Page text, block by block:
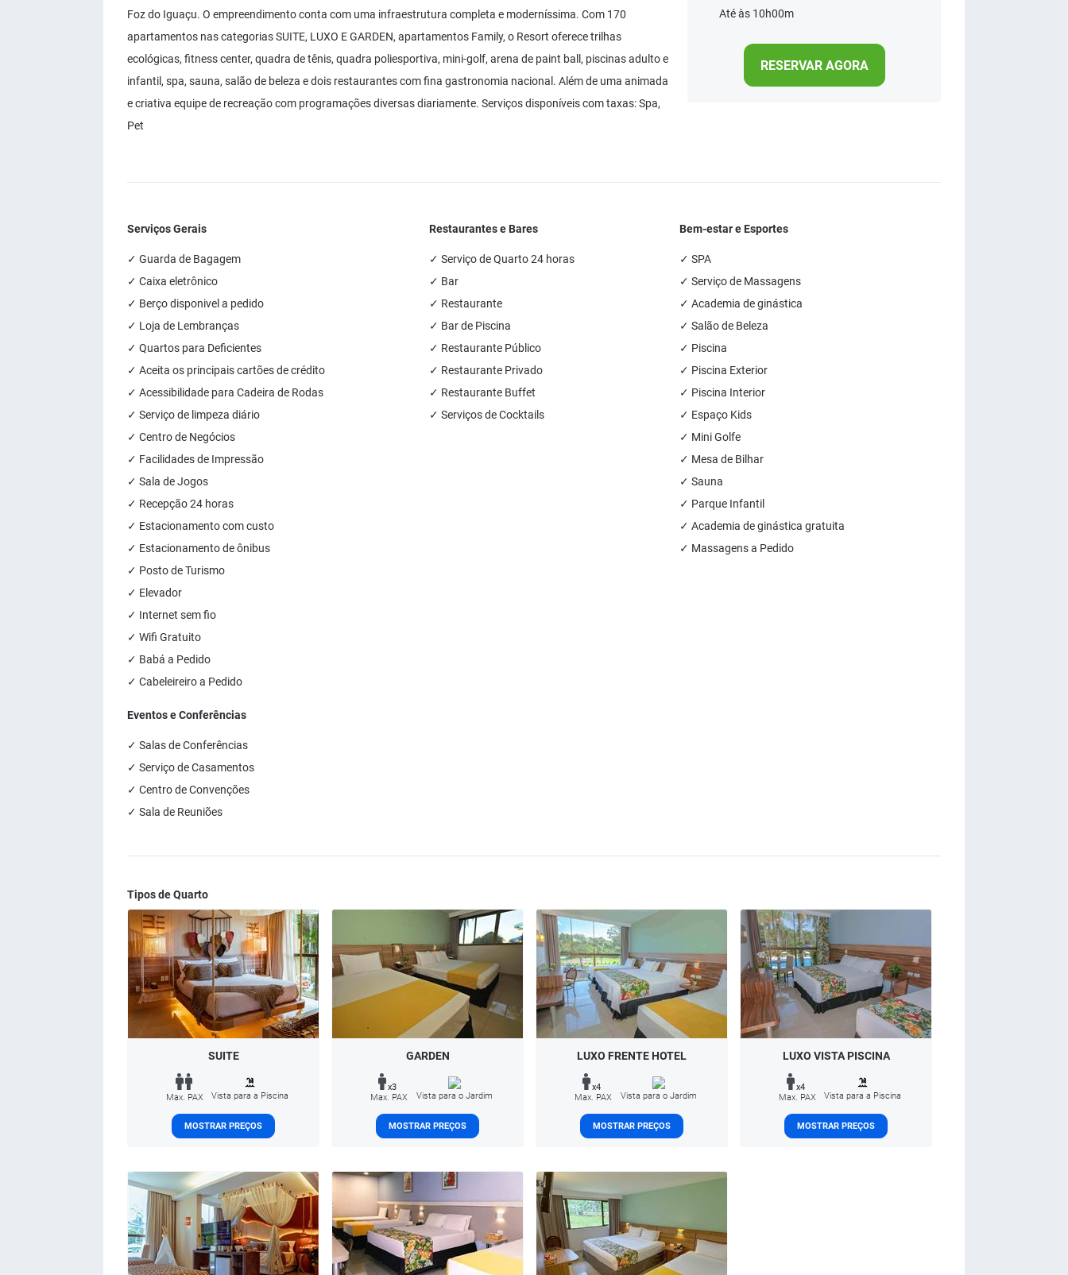
Foz do Iguaçu. O empreendimento conta com uma infraestrutura completa e moderníssima. Com 170
apartamentos nas categorias SUITE, LUXO E GARDEN, apartamentos Family, o Resort oferece trilhas
ecológicas, fitness center, quadra de tênis, quadra poliesportiva, mini-golf, arena de paint ball, piscinas adulto e
infantil, spa, sauna, salão de beleza e dois restaurantes com fina gastronomia nacional. Além de uma animada
e criativa equipe de recreação com programações diversas diariamente. Serviços disponíveis com taxas: Spa,
Pet
Até às 10h00m
RESERVAR AGORA
Serviços Gerais
✓ Guarda de Bagagem
✓ Caixa eletrônico
✓ Berço disponivel a pedido
✓ Loja de Lembranças
✓ Quartos para Deficientes
✓ Aceita os principais cartões de crédito
✓ Acessibilidade para Cadeira de Rodas
✓ Serviço de limpeza diário
✓ Centro de Negócios
✓ Facilidades de Impressão
✓ Sala de Jogos
✓ Recepção 24 horas
✓ Estacionamento com custo
✓ Estacionamento de ônibus
✓ Posto de Turismo
✓ Elevador
✓ Internet sem fio
✓ Wifi Gratuito
✓ Babá a Pedido
✓ Cabeleireiro a Pedido
Restaurantes e Bares
✓ Serviço de Quarto 24 horas
✓ Bar
✓ Restaurante
✓ Bar de Piscina
✓ Restaurante Público
✓ Restaurante Privado
✓ Restaurante Buffet
✓ Serviços de Cocktails
Bem-estar e Esportes
✓ SPA
✓ Serviço de Massagens
✓ Academia de ginástica
✓ Salão de Beleza
✓ Piscina
✓ Piscina Exterior
✓ Piscina Interior
✓ Espaço Kids
✓ Mini Golfe
✓ Mesa de Bilhar
✓ Sauna
✓ Parque Infantil
✓ Academia de ginástica gratuita
✓ Massagens a Pedido
Eventos e Conferências
✓ Salas de Conferências
✓ Serviço de Casamentos
✓ Centro de Convenções
✓ Sala de Reuniões
Tipos de Quarto
SUITE
Max. PAX Vista para a Piscina
MOSTRAR PREÇOS
GARDEN
x3
Max. PAX
Vista para o Jardim
MOSTRAR PREÇOS
LUXO FRENTE HOTEL
x4
Max. PAX
Vista para o Jardim
MOSTRAR PREÇOS
LUXO VISTA PISCINA
x4
Max. PAX
Vista para a Piscina
MOSTRAR PREÇOS